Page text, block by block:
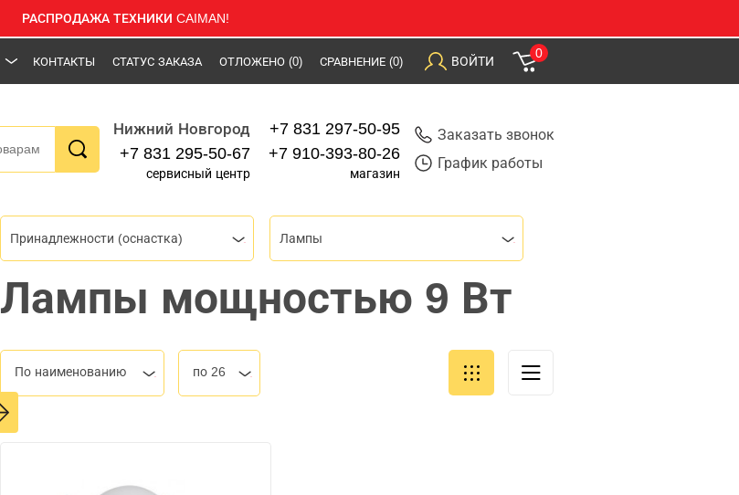
РАСПРОДАЖА ТЕХНИКИ CAIMAN!
КОНТАКТЫ СТАТУС ЗАКАЗА ОТЛОЖЕНО (0) СРАВНЕНИЕ (0) ВОЙТИ
0
Нижний Новгород
+7 831 295-50-67
сервисный центр
+7 831 297-50-95
+7 910-393-80-26
магазин
Заказать звонок
График работы
Принадлежности (оснастка) Лампы
Лампы мощностью 9 Вт
По наименованию по 26